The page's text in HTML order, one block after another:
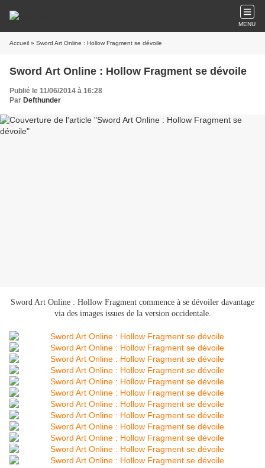
MENU
Accueil » Sword Art Online : Hollow Fragment se dévoile
Sword Art Online : Hollow Fragment se dévoile
Publié le 11/06/2014 à 16:28
Par Defthunder
Sword Art Online : Hollow Fragment commence à se dévoiler davantage
via des images issues de la version occidentale.